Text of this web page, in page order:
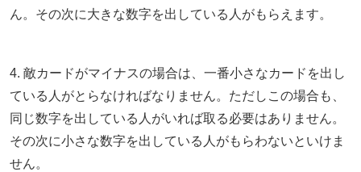
ん。その次に大きな数字を出している人がもらえます。
4. 敵カードがマイナスの場合は、一番小さなカードを出し
ている人がとらなければなりません。ただしこの場合も、
同じ数字を出している人がいれば取る必要はありません。
その次に小さな数字を出している人がもらわないといけま
せん。